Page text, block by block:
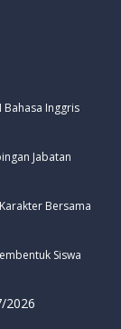
Bahasa Inggris
Jabatan
Bersama
Siswa
2026